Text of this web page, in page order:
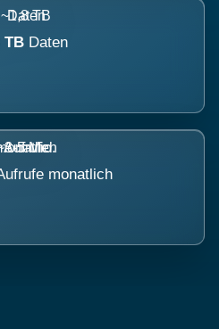
TB Daten
monatlich